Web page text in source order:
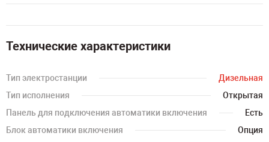
Технические характеристики
Тип электростанции
Дизельная
Тип исполнения
Открытая
Панель для подключения автоматики включения
Есть
Блок автоматики включения
Опция